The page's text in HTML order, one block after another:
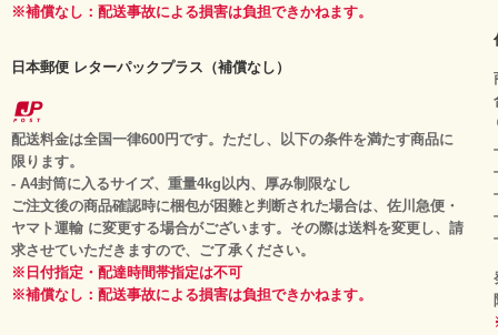
※補償なし：配送事故による損害は負担できかねます。
日本郵便 レターパックプラス（補償なし）
配送料金は全国一律600円です。ただし、以下の条件を満たす商品に
限ります。
- A4封筒に入るサイズ、重量4kg以内、厚み制限なし
ご注文後の商品確認時に梱包が困難と判断された場合は、佐川急便・
ヤマト運輸 に変更する場合がございます。その際は送料を変更し、請
求させていただきますので、ご了承ください。
※日付指定・配達時間帯指定は不可
※補償なし：配送事故による損害は負担できかねます。